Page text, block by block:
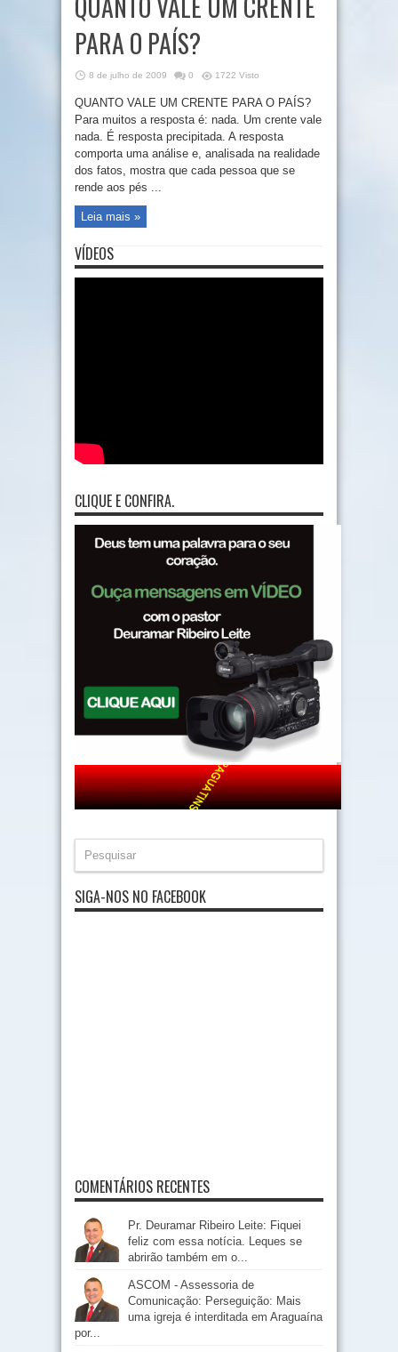
PARA O PAÍS?
8 de julho de 2009 0 1722 Visto
QUANTO VALE UM CRENTE PARA O PAÍS?
Para muitos a resposta é: nada. Um crente vale
nada. É resposta precipitada. A resposta
comporta uma análise e, analisada na realidade
dos fatos, mostra que cada pessoa que se
rende aos pés ...
Leia mais »
VÍDEOS
CLIQUE E CONFIRA.
SIGA-NOS NO FACEBOOK
COMENTÁRIOS RECENTES
Pr. Deuramar Ribeiro Leite: Fiquei
feliz com essa notícia. Leques se
abrirão também em o...
ASCOM - Assessoria de
Comunicação: Perseguição: Mais
uma igreja é interditada em Araguaína
por...